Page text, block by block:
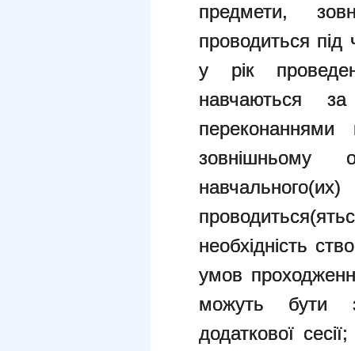
предмети,
проводиться під
у рік
навчаються
зовнішньому
необхідність
умов
можуть бути
додаткової